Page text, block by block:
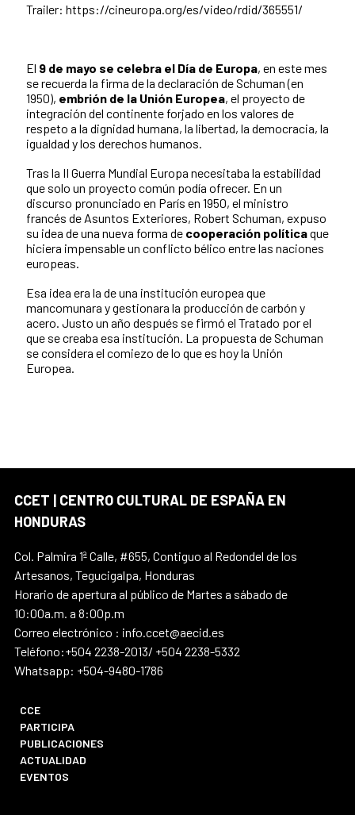
Trailer: https://cineuropa.org/es/video/rdid/365551/
El 9 de mayo se celebra el Día de Europa, en este mes
se recuerda la firma de la declaración de Schuman(en
1950), embrión de la Unión Europea, el proyecto de
integración del continente forjado en los valores de
respeto a la dignidad humana, la libertad, la democracia, la
igualdad y los derechos humanos.
Tras la II Guerra Mundial Europa necesitaba la estabilidad
que solo un proyecto común podía ofrecer. En un
discurso pronunciado en París en 1950, el ministro
francés de Asuntos Exteriores, Robert Schuman, expuso
su idea de una nueva forma de cooperación políticaque
hiciera impensable un conflicto bélico entre las naciones
europeas.
Esa idea era la de una institución europea que
mancomunara y gestionara la producción de carbón y
acero. Justo un año después se firmó el Tratado por el
que se creaba esa institución. La propuesta de Schuman
se considera el comiezo de lo que es hoy la Unión
Europea.
CCET | CENTRO CULTURAL DE ESPAÑA EN
HONDURAS
Col. Palmira 1ª Calle, #655, Contiguo al Redondel de los
Artesanos, Tegucigalpa, Honduras
Horario de apertura al público de Martes a sábado de
10:00a.m. a 8:00p.m
Correo electrónico : info.ccet@aecid.es
Teléfono:+504 2238-2013/ +504 2238-5332
Whatsapp: +504-9480-1786
CCE
PARTICIPA
PUBLICACIONES
ACTUALIDAD
EVENTOS